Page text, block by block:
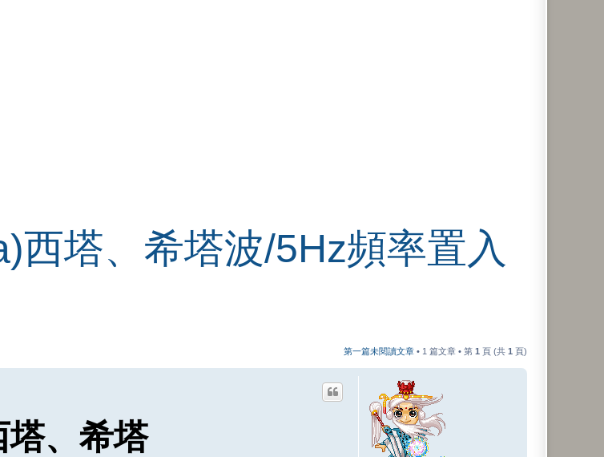
西塔、希塔波/5Hz頻率置入
第一篇未閱讀文章 • 1 篇文章 • 第 1 頁 (共 1 頁)
、希塔